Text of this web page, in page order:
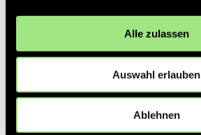
Alle zulassen
Auswahl erlauben
Ablehnen